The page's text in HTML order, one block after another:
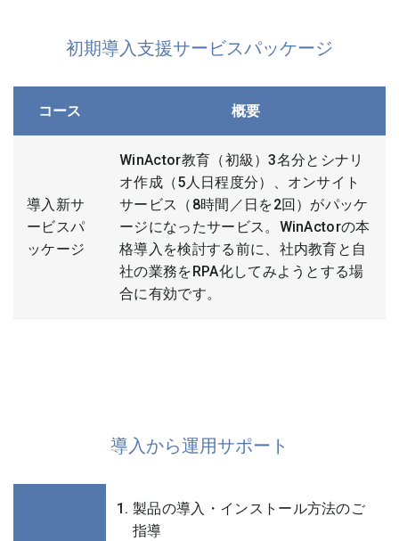
初期導入支援サービスパッケージ
コース 概要
導入新サ
ービスパ
ッケージ
WinActor教育（初級）3名分とシナリ
オ作成（5人日程度分）、オンサイト
サービス（8時間／日を2回）がパッケ
ージになったサービス。WinActorの本
格導入を検討する前に、社内教育と自
社の業務をRPA化してみようとする場
合に有効です。
導入から運用サポート
製品の導入・インストール方法のご
指導